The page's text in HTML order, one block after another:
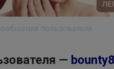
—